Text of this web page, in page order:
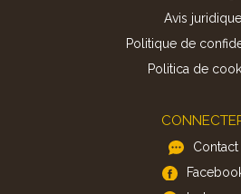
Avis juridique
Politique de
Politica de
Contact